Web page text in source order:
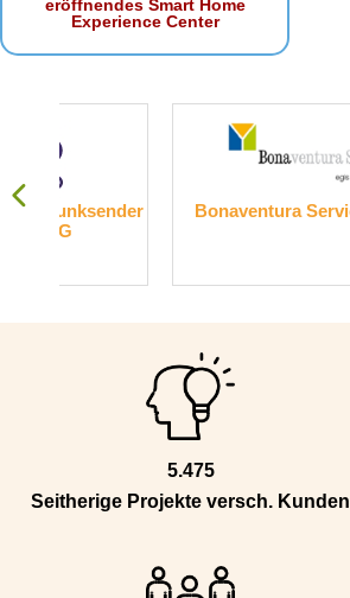
eröffnendes Smart Home
Experience Center
Bonaventura Services GmbH
5.475
Seitherige Projekte versch. Kunden